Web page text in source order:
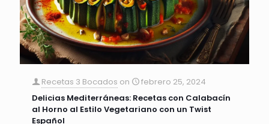
Recetas 3 Bocados on
febrero 25, 2024
Delicias Mediterráneas: Recetas con Calabacín
al Horno al Estilo Vegetariano con un Twist
Español